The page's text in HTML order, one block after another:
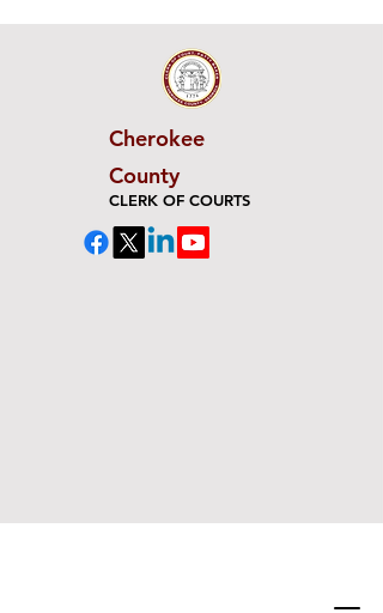
Cherokee
County
CLERK OF COURTS